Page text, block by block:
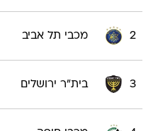
2 מכבי תל אביב
3 בית"ר ירושלים